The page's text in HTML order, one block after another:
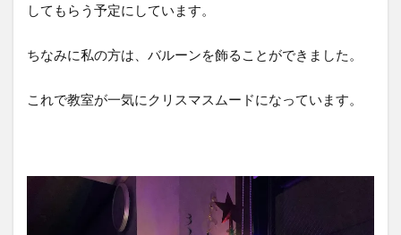
してもらう予定にしています。
ちなみに私の方は、バルーンを飾ることができました。
これで教室が一気にクリスマスムードになっています。